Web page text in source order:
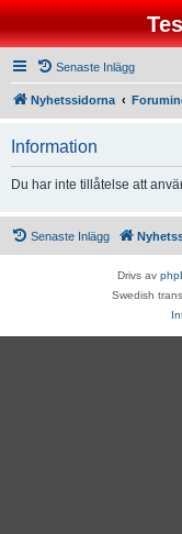
Senaste Inlägg
Nyhetssidorna
Information
Du har inte tillåtelse att
Senaste Inlägg
Drivs av
Swedish